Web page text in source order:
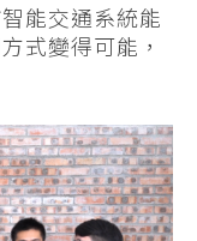
能交通系統能
式變得可能，